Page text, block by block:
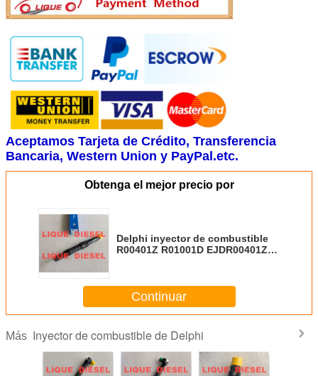
Aceptamos Tarjeta de Crédito, Transferencia
Bancaria, Western Union y PayPal.etc.
Obtenga el mejor precio por
Delphi inyector de combustible
R00401Z R01001D EJDR00401Z
Continuar
Más Inyector de combustible de Delphi